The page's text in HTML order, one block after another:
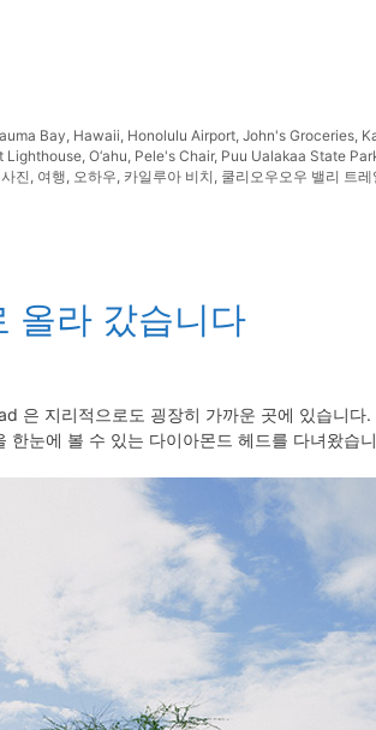
Bay Hawaii Honolulu Airport ,John's Groceries
Lighthouse O‘ahu Pele's Chair, Puu Ualakaa State
사진 여행 오하우 카일루아 비치 쿨리오우오우 밸리 트레
올라 갔습니다
은 지리적으로도 굉장히 가까운 곳에 있습니다
눈에 볼 수 있는 다이아몬드 헤드를 다녀왔습